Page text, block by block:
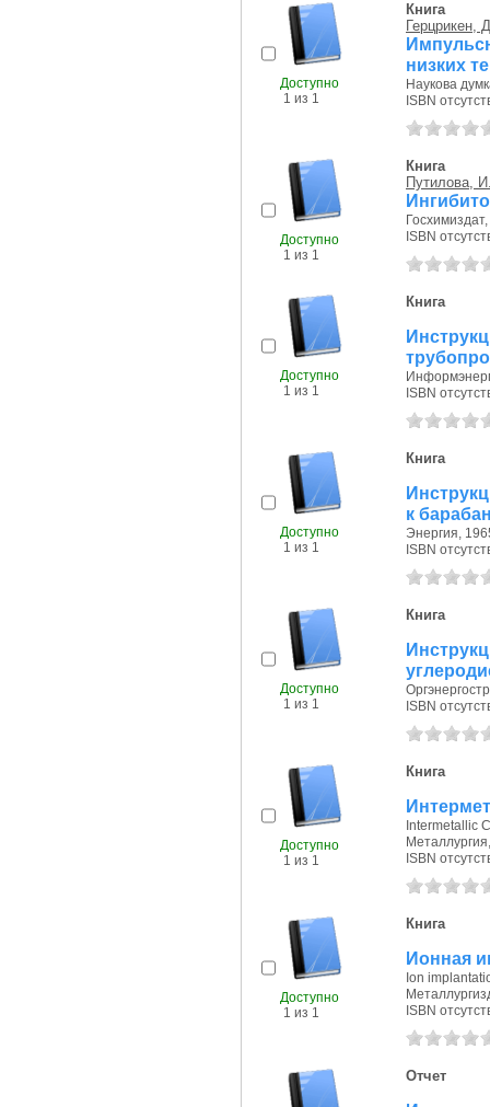
Доступно
1 из 1
Книга
Герцрикен,
низких
Наукова
ISBN
Доступно
1 из 1
Книга
Путилова,
ISBN
Доступно
1 из 1
Книга
ISBN
Доступно
1 из 1
Книга
к
Энергия,
ISBN
Доступно
1 из 1
Книга
ISBN
Доступно
1 из 1
Книга
Intermetallic
ISBN
Доступно
1 из 1
Книга
Ионная
Ion
ISBN
Отчет